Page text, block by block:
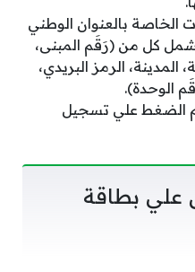
الخاصة بالعنوان الوطني
كل من (رَقَم المبنى،
المدينة، الرمز البريدي،
الوحدة).
الضغط علي تسجيل
بطاقة